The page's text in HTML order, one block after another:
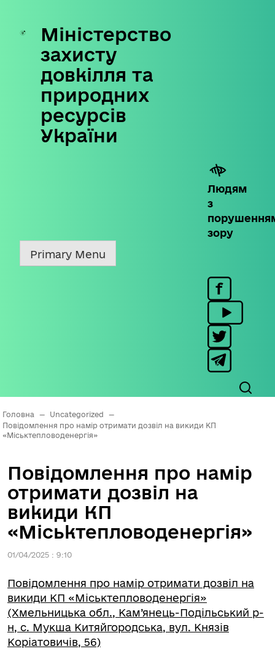
Skip
content
Міністерство
захисту
довкілля та
природних
ресурсів
України
Людям
з
зору
Primary Menu
Головна — Uncategorized
—
Повідомлення про намір отримати дозвіл на викиди КП
«Міськтепловоденергія»
Повідомлення про намір
отримати дозвіл на
викиди КП
«Міськтепловоденергія»
01/04/2025 : 9:10
Повідомлення про намір отримати дозвіл на
викиди КП «Міськтепловоденергія»
(Хмельницька обл., Кам’янець-Подільський р-
н, с. Мукша Китяйгородська, вул. Князів
Коріатовичів, 56)